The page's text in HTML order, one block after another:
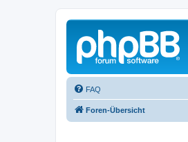
FAQ
Foren-Übersicht